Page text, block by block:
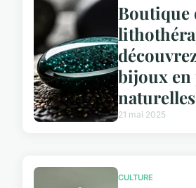
Boutique
bijoux en
naturelles
21 mai 2025
CULTURE